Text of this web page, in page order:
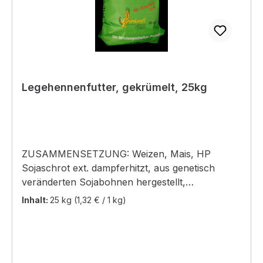
Sekretion von Verdauungssäften - bessere
Futterverwertung - Verringerung der
Jungtiermortalität - eine spezielle Eisenquelle
löst den oligodynamischen Effekt aus
werden aktiv unterstützt.
Legehennenfutter, gekrümelt, 25kg
ZUSAMMENSETZUNG: Weizen, Mais, HP
Sojaschrot ext. dampferhitzt, aus genetisch
veränderten Sojabohnen hergestellt,
Calciumcarbonat, Melasse, Sojaöl aus
Inhalt: 25 kg (1,32 € / 1 kg)